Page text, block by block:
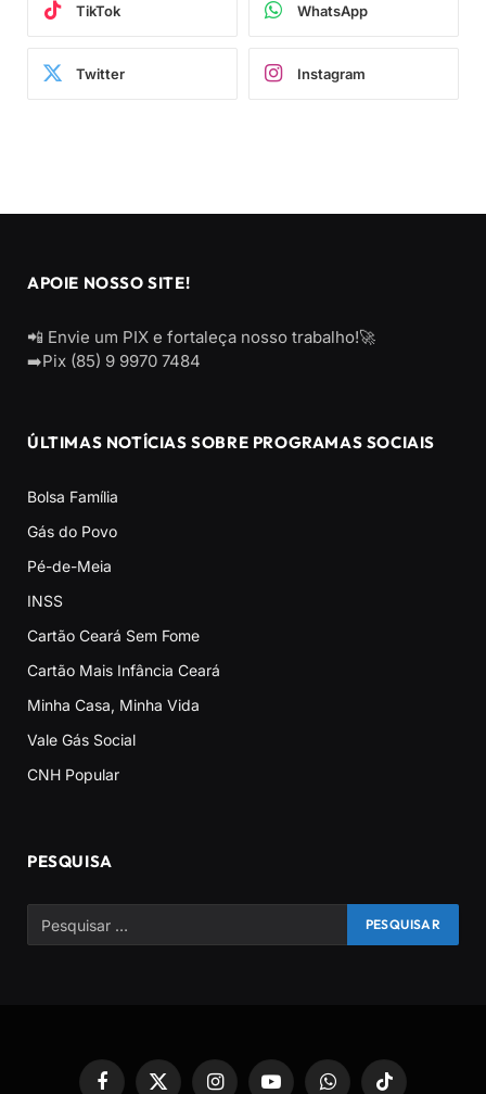
TikTok WhatsApp
Twitter Instagram
APOIE NOSSO SITE!
📲 Envie um PIX e fortaleça nosso trabalho!🚀
➡️Pix (85) 9 9970 7484
ÚLTIMAS NOTÍCIAS SOBRE PROGRAMAS SOCIAIS
Bolsa Família
Gás do Povo
Pé-de-Meia
INSS
Cartão Ceará Sem Fome
Cartão Mais Infância Ceará
Minha Casa, Minha Vida
Vale Gás Social
CNH Popular
PESQUISA